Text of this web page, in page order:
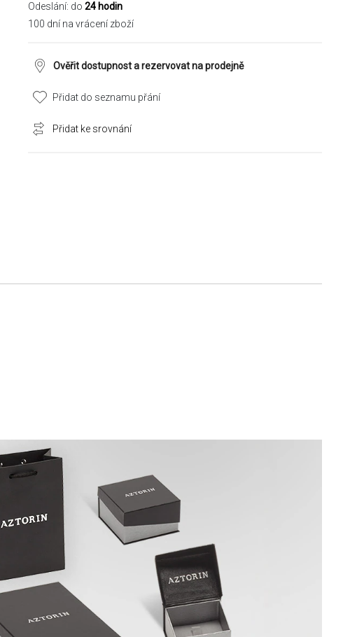
Odeslání: do 24 hodin
100 dní na vrácení zboží
Ověřit dostupnost a rezervovat na prodejně
Přidat do seznamu přání
Přidat ke srovnání